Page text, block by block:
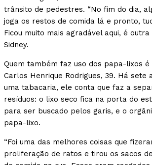
trânsito de pedestres. “No fim do dia,
joga os restos de comida lá e pronto,
Ficou muito mais agradável aqui, é outra
Sidney.
Quem também faz uso dos papa-lixos é
Carlos Henrique Rodrigues, 39. Há sete
uma tabacaria, ele conta que faz a
resíduos: o lixo seco fica na porta do
para ser buscado pelos garis, e o
papa-lixo.
“Foi uma das melhores coisas que
proliferação de ratos e tirou os sacos